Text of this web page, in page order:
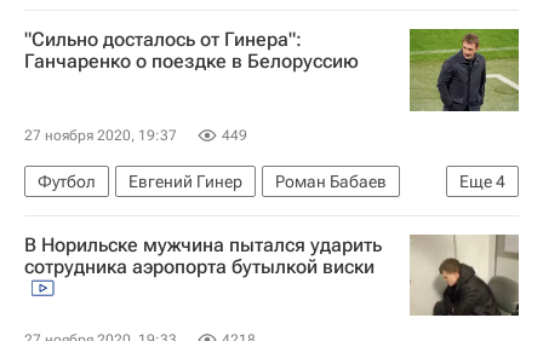
"Сильно досталось от Гинера":
Ганчаренко о поездке в Белоруссию
27 ноября 2020, 19:37 449
Еще4
Футбол Евгений Гинер
Роман Бабаев
Виктор Ганчаренко
РПЛ 2026-2027 (Чемпионат России по футболу)
Зенит
В Норильске мужчина пытался ударить
сотрудника аэропорта бутылкой виски